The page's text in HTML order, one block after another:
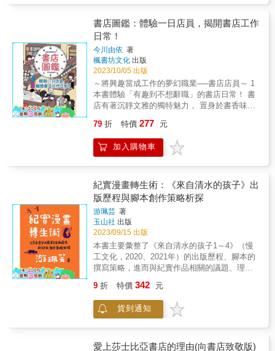
旅行者，或只是偶然走進書店的過客，這本書
都將成為你的最佳嚮導。 ◎跟著作者探訪
獨立書店，帶一本自己的愛書回家。 本書
由書店店主親自選書分享，這些選書不僅呈現
書店的獨特風格，也映照出臺灣當代文化的多
元與深度。每篇文章最後收錄單元「店主私房
書」「非推Book」，歡迎讀者接受店長的推
坑，拓展閱讀的品味！新書影音聆聽書店的故
事，看見閱讀帶來的感動 ─島讀臺灣‧影像故事
特輯
新書社群走進書店，帶走一本好書─精彩活動陸
續推出，邀請你一起豐盛閱讀！島讀臺灣‧FB粉
絲專頁https://www.facebook.com/readintaiwan
FORUM2025/5/24(六)14:00-15:30 東部場@駅
本屋2025/6/07(六)14:00-15:30 中部場@晨熹社
2025/7/05(六)14:00-15:30 南部場@版本書店
2025/7/19(六)14:00-15:30 北部場@日榮本屋
思潮浸潤，也參與了這波書籍裝幀的浪潮？本
書收錄臺灣藝術家參與設計的文藝雜誌與書
物，以解讀裝幀，看見編輯人與出版人的身影
和理念。◆看書籍裝幀設計如何創造美感、參
與社會互動，激發閱讀文化創造力。
訊學教育與研究。圖書資訊學科擴大疆域正朝
跨領域學科發展，值得一探堂奧。 全書共分三
部十章。第一部為圖書資訊學原理，包括第一
章、圖書資訊學的界說；第二章、圖書館事
業。第二部為資訊與知識組織及服務，包括：
第三章、館藏發展與管理；第四章、資訊與知
識組織；第五章、資訊服務；第六章、資訊素
養教育；第七章、圖書館自動化與數位圖書
館；第八章、資源共享與館際合作。第三部為
圖書資訊學教育與研究，包括第九章、圖書資
用於圖書資訊學、傳播等相關科系之教師、學
生與專業人士修習使用，同時也適用於高普考
之圖書資訊管理類科。 &
書店圖鑑：體驗一日店員，揭開書店工作
日常！
今川由依 著
楓書坊文化 出版
2023/10/05 出版
～將興趣當成工作的夢幻職業──書店店員～ 1
本書體驗「有趣到不想辭職」的書店日常！ 書
店有著沉靜文雅的獨特魅力， 置身於書香味洋
的寧靜時空。 喜歡看書的你，是不是想過在書
店工作呢？ 本書作者拋棄了上班族的身分， 為
了興趣而毅然決然地成為書店店員， 體驗了一
職！」 書中分享了各種待在書店一整天的軼事
之外， 還揭開了書店和出版業界的各種祕辛！
書架陳列方式有專業術語？ 最顯眼的擺放方式
是「秀面」； 當進貨量多到無法面陳時，就會
採用「平推」！ 什麼是「配書」？ 配書是指將
書籍分配給書店的意思， 書店通常要到發售日
的2、3天前才會知道配書量！？ 書籍的成本要
怎麼算？ 不只要扣掉印刷等製造成本，還要扣
除書店和經銷商的抽成⋯⋯ 出版社在初版階段
根本無法獲利！？ 想要快速瞭解書店工作環
店員視角度過充實的一天吧！ 本書特色 ◎不用
親自應徵，就能先體驗豐富的書店職場生活！
◎以輕鬆的趣味四格漫畫，深入不為人知的書
語，進入書香世界的入門寶典！ &
79 折 特價 277 元
加入購物車
紀實漫畫轉生術：《來自清水的孩子》出
版歷程與腳本創作策略析探
游珮芸 著
玉山社 出版
2023/09/15 出版
本書主要彙整了《來自清水的孩子1～4》（慢
工文化，2020、2021年）的出版歷程、腳本的
撰寫策略，進而與紀實作品相關的議題、理論
書作者擔任腳本創作，本書封面設計師周見信
擔任繪師，以白色恐怖時期政治受難者、1930
年出生於臺中清水的蔡焜霖為傳主，腳本創作
含日治）與台灣兒童文化史的關聯與比較研
9 折 特價 342 元
貨到通知
愛上莎士比亞書店的理由(向書店致敬版)